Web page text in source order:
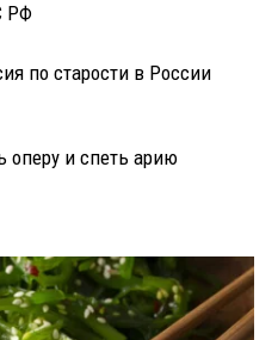
РФ
по старости в России
оперу и спеть арию